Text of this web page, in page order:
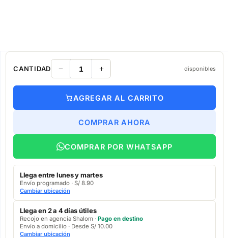
CANTIDAD disponibles
AGREGAR AL CARRITO
COMPRAR AHORA
COMPRAR POR WHATSAPP
Llega entre lunes y martes
Envío programado · S/ 8.90
Cambiar ubicación
Llega en 2 a 4 días útiles
Recojo en agencia Shalom · Pago en destino
Envío a domicilio · Desde S/ 10.00
Cambiar ubicación